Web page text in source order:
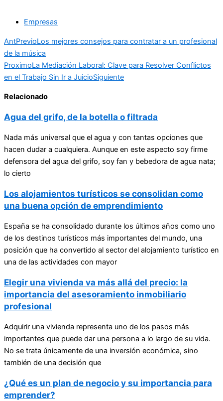
Empresas
AntPrevioLos mejores consejos para contratar a un profesional
de la música
ProximoLa Mediación Laboral: Clave para Resolver Conflictos
en el Trabajo Sin Ir a JuicioSiguiente
Relacionado
Agua del grifo, de la botella o filtrada
Nada más universal que el agua y con tantas opciones que
hacen dudar a cualquiera. Aunque en este aspecto soy firme
defensora del agua del grifo, soy fan y bebedora de agua nata;
lo cierto
Los alojamientos turísticos se consolidan como
una buena opción de emprendimiento
España se ha consolidado durante los últimos años como uno
de los destinos turísticos más importantes del mundo, una
posición que ha convertido al sector del alojamiento turístico en
una de las actividades con mayor
Elegir una vivienda va más allá del precio: la
importancia del asesoramiento inmobiliario
profesional
Adquirir una vivienda representa uno de los pasos más
importantes que puede dar una persona a lo largo de su vida.
No se trata únicamente de una inversión económica, sino
también de una decisión que
¿Qué es un plan de negocio y su importancia para
emprender?